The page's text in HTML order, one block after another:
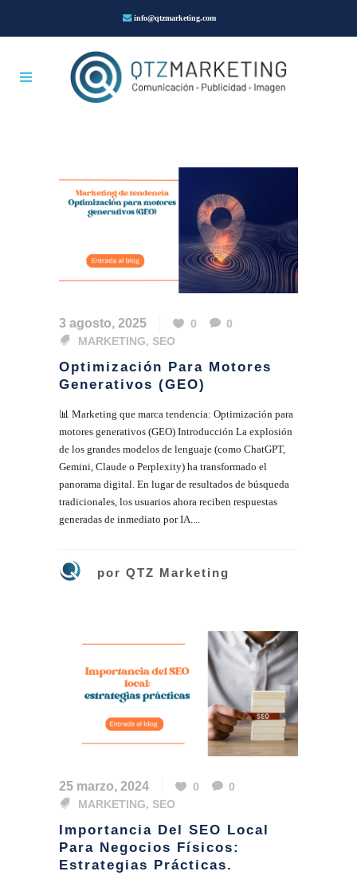
info@qtzmarketing.com
3 agosto, 2025 0
0
MARKETING, SEO
Optimización Para Motores
Generativos (GEO)
📊 Marketing que marca tendencia: Optimización para
motores generativos (GEO) Introducción La explosión
de los grandes modelos de lenguaje (como ChatGPT,
Gemini, Claude o Perplexity) ha transformado el
panorama digital. En lugar de resultados de búsqueda
tradicionales, los usuarios ahora reciben respuestas
generadas de inmediato por IA....
por QTZ Marketing
25 marzo, 2024 0
0
MARKETING, SEO
Importancia Del SEO Local
Para Negocios Físicos:
Estrategias Prácticas.